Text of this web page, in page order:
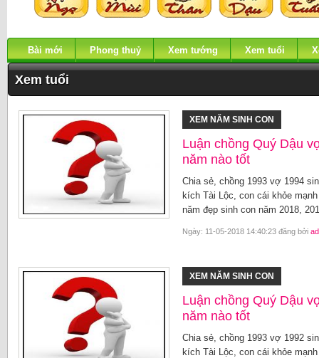
Bài mới Phong thuỷ Xem tướng Xem tuổi
Xem tuổi
XEM NĂM SINH CON
Luận chồng Quý Dậu
năm nào tốt
Chia sẻ, chồng 1993 vợ 1994
kích Tài Lộc, con cái khỏe
năm đẹp sinh con năm 2018,
Ngày: 11-05-2018 14:40:23 đăng bởi
XEM NĂM SINH CON
Luận chồng Quý Dậu
năm nào tốt
Chia sẻ, chồng 1993 vợ 1992
kích Tài Lộc, con cái khỏe